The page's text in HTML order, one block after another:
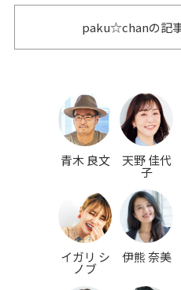
paku☆chanの記
青木 良文 天野 佳代
子
イガリ シ
ノブ
伊熊 奈美